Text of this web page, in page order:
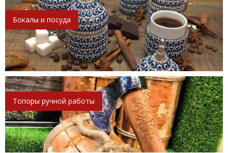
Бокалы и посуда
Топоры ручной работы